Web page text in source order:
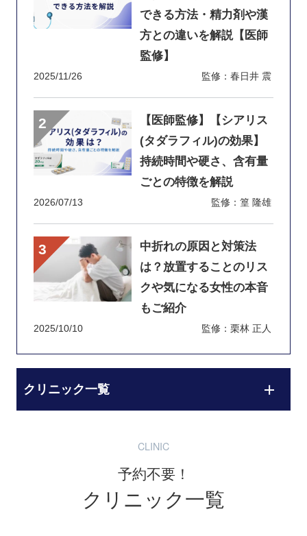
できる方法・精力剤や漢
方との違いを解説【医師
監修】
2025/11/26 監修：春日井 震
【医師監修】【シアリス
(タダラフィル)の効果】
持続時間や硬さ、含有量
ごとの特徴を解説
2026/07/13 監修：篁 隆雄
中折れの原因と対策法
は？放置することのリス
クや気になる女性の本音
もご紹介
2025/10/10 監修：栗林 正人
クリニック一覧
CLINIC
予約不要！
クリニック一覧